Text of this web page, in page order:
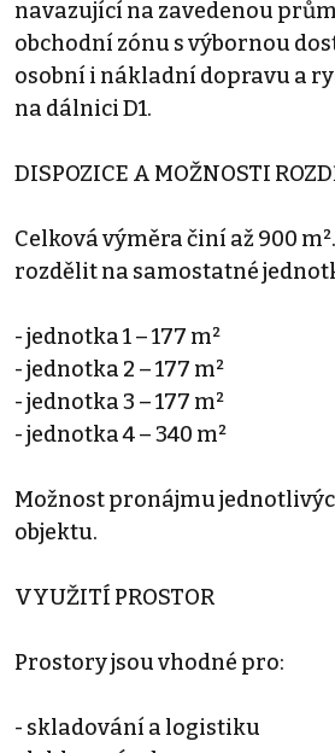
navazující na zavedenou
obchodní zónu s výbornou
osobní i nákladní dopravu a
na dálnici D1.
DISPOZICE A MOŽNOSTI
Celková výměra činí až 900
rozdělit na samostatné
- jednotka 1 – 177 m²
- jednotka 2 – 177 m²
- jednotka 3 – 177 m²
- jednotka 4 – 340 m²
Možnost pronájmu
objektu.
VYUŽITÍ PROSTOR
Prostory jsou vhodné pro:
- skladování a logistiku